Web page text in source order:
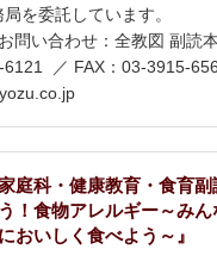
を委託しています。
問い合わせ：全教図 副読
6121 ／ FAX：03-3915-
庭科・健康教育・食育副
！食物アレルギー～み
においしく食べよう～』